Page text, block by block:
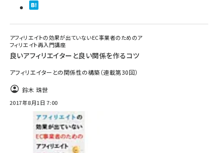
アフィリエイトの効果が出ていないEC事業者のためのア
フィリエイト再入門講座
良いアフィリエイターと良い関係を作るコツ
アフィリエイターとの関係性の構築（連載第30回）
鈴木 珠世
2017年8月1日 7:00